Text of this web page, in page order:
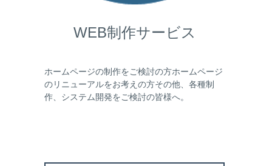
WEB制作サービス
ホームページの制作をご検討の方ホームページ
のリニューアルをお考えの方その他、各種制
作、システム開発をご検討の皆様へ。